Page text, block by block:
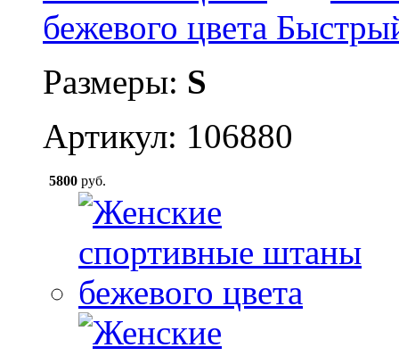
бежевого цвета
Размеры: S
Артикул: 106880
5800 руб.